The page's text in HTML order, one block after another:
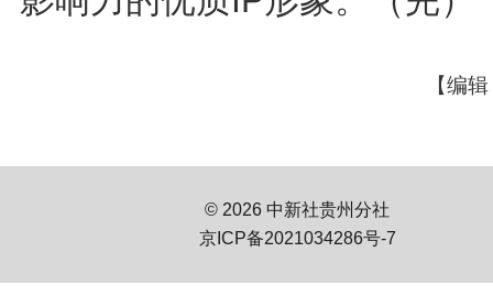
【编
© 2026 中新社贵州分社
京ICP备2021034286号-7